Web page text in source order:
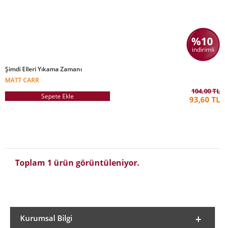
%10
indirimli
Şimdi Elleri Yıkama Zamanı
MATT CARR
Sepete Ekle
104,00 TL
93,60 TL
Toplam 1 ürün görüntüleniyor.
Kurumsal Bilgi